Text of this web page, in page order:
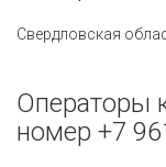
Свердловская
Операторы
номер +7